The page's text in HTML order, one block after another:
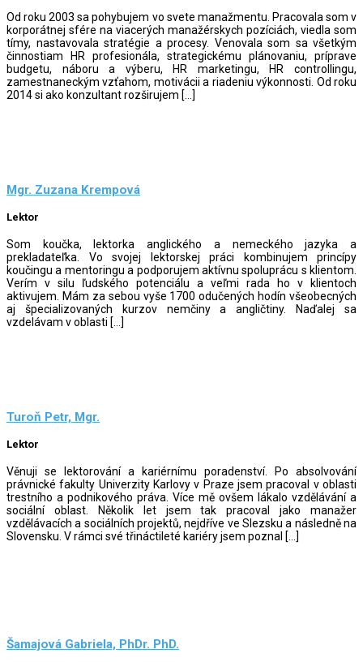
Od roku 2003 sa pohybujem vo svete manažmentu. Pracovala som v
korporátnej sfére na viacerých manažérskych pozíciách, viedla som
tímy, nastavovala stratégie a procesy. Venovala som sa všetkým
činnostiam HR profesionála, strategickému plánovaniu, príprave
budgetu, náboru a výberu, HR marketingu, HR controllingu,
zamestnaneckým vzťahom, motivácii a riadeniu výkonnosti. Od roku
2014 si ako konzultant rozširujem […]
Mgr. Zuzana Krempová
Lektor
Som koučka, lektorka anglického a nemeckého jazyka a
prekladateľka. Vo svojej lektorskej práci kombinujem princípy
koučingu a mentoringu a podporujem aktívnu spoluprácu s klientom.
Verím v silu ľudského potenciálu a veľmi rada ho v klientoch
aktivujem. Mám za sebou vyše 1700 odučených hodín všeobecných
aj špecializovaných kurzov nemčiny a angličtiny. Naďalej sa
vzdelávam v oblasti […]
Turoň Petr, Mgr.
Lektor
Věnuji se lektorování a kariérnímu poradenství. Po absolvování
právnické fakulty Univerzity Karlovy v Praze jsem pracoval v oblasti
trestního a podnikového práva. Více mě ovšem lákalo vzdělávání a
sociální oblast. Několik let jsem tak pracoval jako manažer
vzdělávacích a sociálních projektů, nejdříve ve Slezsku a následně na
Slovensku. V rámci své třináctileté kariéry jsem poznal […]
Šamajová Gabriela, PhDr. PhD.